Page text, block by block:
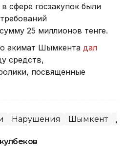
сфере госзакупок были
25 миллионов тенге.
акимат Шымкента дал
средств,
посвященные
Нарушения Шымкент